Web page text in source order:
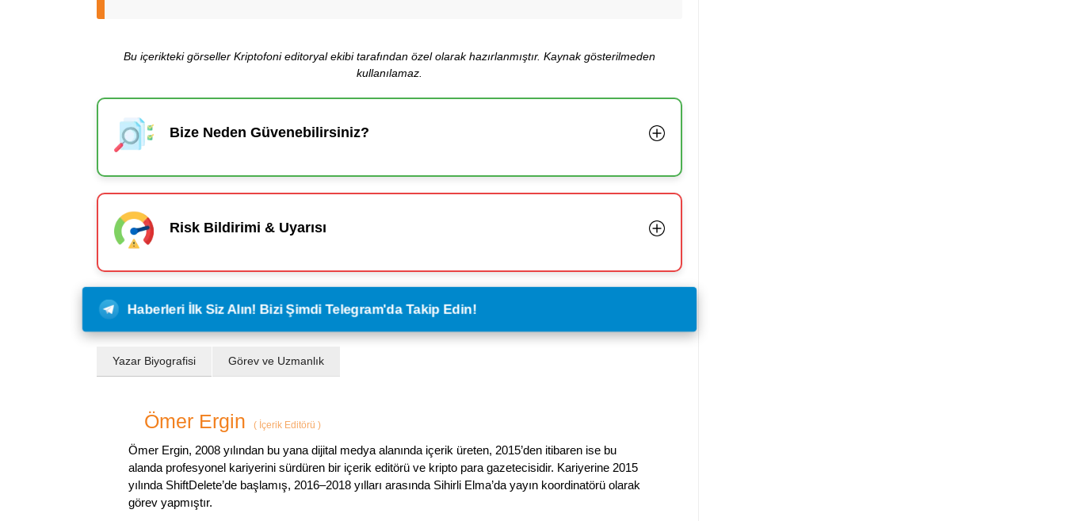
Bu içerikteki görseller Kriptofoni editoryal ekibi tarafından özel olarak hazırlanmıştır. Kaynak gösterilmeden
kullanılamaz.
Bize Neden Güvenebilirsiniz?
Risk Bildirimi & Uyarısı
Haberleri İlk Siz Alın! Bizi Şimdi Telegram'da Takip Edin!
Yazar Biyografisi Görev ve Uzmanlık
Ömer Ergin ( İçerik Editörü )
Ömer Ergin, 2008 yılından bu yana dijital medya alanında içerik üreten, 2015’den itibaren ise bu
alanda profesyonel kariyerini sürdüren bir içerik editörü ve kripto para gazetecisidir. Kariyerine 2015
yılında ShiftDelete’de başlamış, 2016–2018 yılları arasında Sihirli Elma’da yayın koordinatörü olarak
görev yapmıştır.